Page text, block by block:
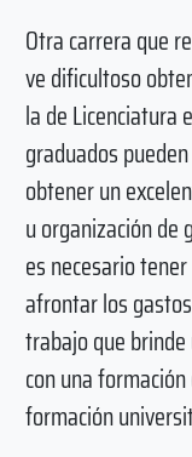
Otra carrera que
ve dificultoso
la de Licenciatura
graduados
obtener un
u organización de
es necesario
afrontar los
trabajo que
con una
formación